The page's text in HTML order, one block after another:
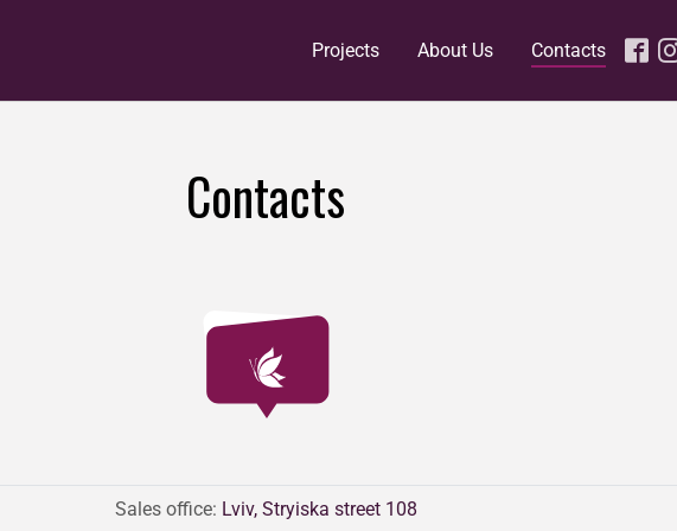
Projects About Us Contacts(current)
Contacts
Sales office: Lviv, Stryiska street 108